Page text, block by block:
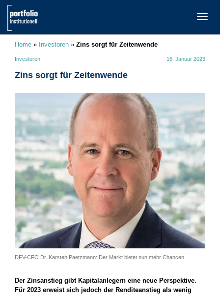
Home » Investoren » Zins sorgt für Zeitenwende
Investoren 16. Januar 2023
Zins sorgt für Zeitenwende
DFV-CFO Dr. Karsten Paetzmann: Der Markt bietet nun mehr Chancen.
Der Zinsanstieg gibt Kapitalanlegern eine neue Perspektive.
Für 2023 erweist sich jedoch der Renditeanstieg als wenig